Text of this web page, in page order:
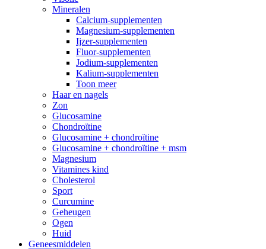
Mineralen
Calcium-supplementen
Magnesium-supplementen
Ijzer-supplementen
Fluor-supplementen
Jodium-supplementen
Kalium-supplementen
Toon meer
Haar en nagels
Zon
Glucosamine
Chondroïtine
Glucosamine + chondroïtine
Glucosamine + chondroïtine + msm
Magnesium
Vitamines kind
Cholesterol
Sport
Curcumine
Geheugen
Ogen
Huid
Geneesmiddelen